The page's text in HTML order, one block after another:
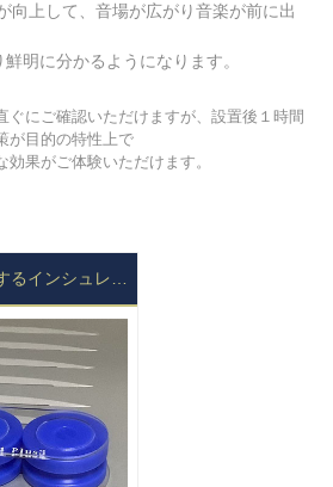
向上して、音場が広がり音楽が前に出
明に分かるようになります。
にご確認いただけますが、設置後１時間
が目的の特性上で
果がご体験いただけます。